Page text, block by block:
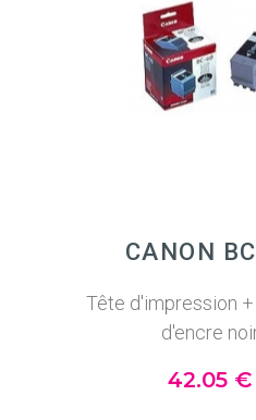
CANON
Tête d'impression
d'encre
42.05 €